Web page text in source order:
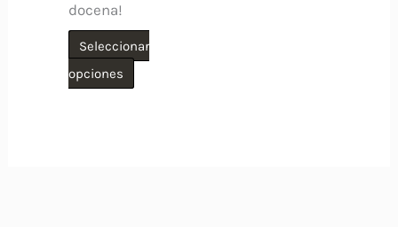
docena!
Seleccionar
opciones